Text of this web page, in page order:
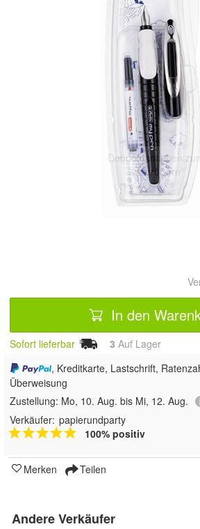
Doppelt antippen zum
vergrößern
In den
Sofort lieferbar 3 Auf Lager
, Kreditkarte, Lastschrift,
Überweisung
Zustellung: Mo, 10. Aug. bis Mi, 12. Aug.
Verkäufer: papierundparty
100% positiv
Merken Teilen
Andere Verkäufer